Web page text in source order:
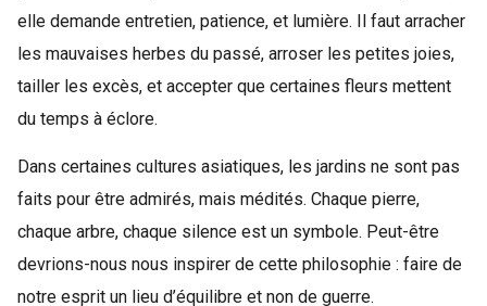
elle demande entretien, patience, et lumière. Il faut arracher
les mauvaises herbes du passé, arroser les petites joies,
tailler les excès, et accepter que certaines fleurs mettent
du temps à éclore.
Dans certaines cultures asiatiques, les jardins ne sont pas
faits pour être admirés, mais médités. Chaque pierre,
chaque arbre, chaque silence est un symbole. Peut-être
devrions-nous nous inspirer de cette philosophie : faire de
notre esprit un lieu d’équilibre et non de guerre.